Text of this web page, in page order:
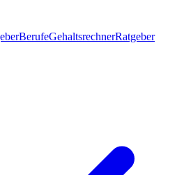
BerufeGehaltsrechnerRatgeber